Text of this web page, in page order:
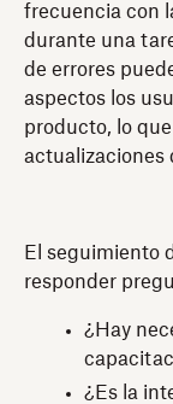
frecuencia con
durante una
de errores
aspectos los
producto, lo
actualizaciones
El seguimiento
responder
¿Hay
¿Es la